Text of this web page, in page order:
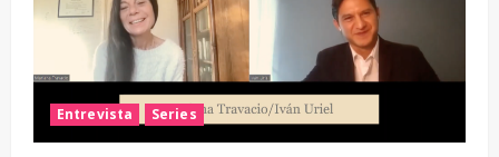
Entrevista Series